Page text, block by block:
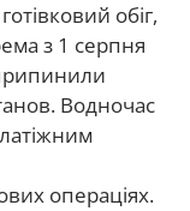
обіг,
з 1 серпня
Водночас
операціях.